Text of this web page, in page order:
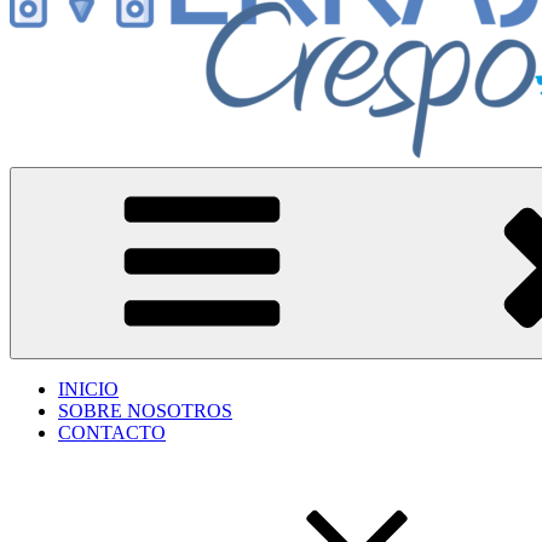
Herrajes Crespo
Accesorios para aberturas de aluminio
INICIO
SOBRE NOSOTROS
CONTACTO